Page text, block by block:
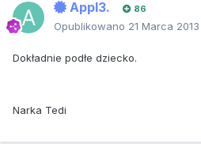
Appl3. 86
Opublikowano 21 Marca 2013
Dokładnie podłe dziecko.
Narka Tedi